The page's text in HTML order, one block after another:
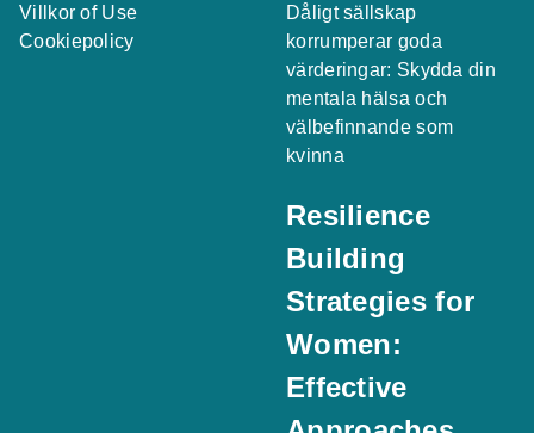
Villkor of Use
Cookiepolicy
Dåligt sällskap
korrumperar goda
värderingar: Skydda din
mentala hälsa och
välbefinnande som
kvinna
Resilience
Building
Strategies for
Women:
Effective